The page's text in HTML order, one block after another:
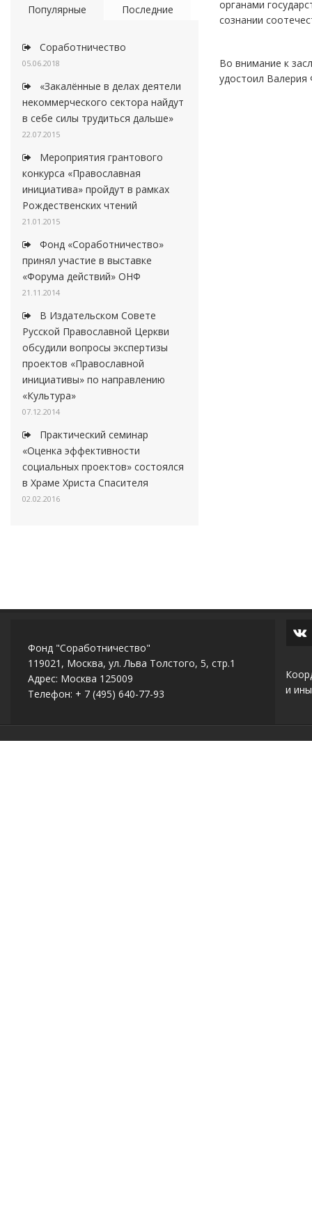
Популярные Последние
Соработничество
05.06.2018
«Закалённые в делах деятели
некоммерческого сектора найдут
в себе силы трудиться дальше»
22.07.2015
Мероприятия грантового
конкурса «Православная
инициатива» пройдут в рамках
Рождественских чтений
21.01.2015
Фонд «Соработничество»
принял участие в выставке
«Форума действий» ОНФ
21.11.2014
В Издательском Совете
Русской Православной Церкви
обсудили вопросы экспертизы
проектов «Православной
инициативы» по направлению
«Культура»
07.12.2014
Практический семинар
«Оценка эффективности
социальных проектов» состоялся
в Храме Христа Спасителя
02.02.2016
органами
сознании
Во внимание к
удостоил Валерия
Фонд "Соработничество"
119021, Москва, ул. Льва Толстого, 5, стр.1
Адрес: Москва 125009
Телефон: + 7 (495) 640-77-93
и